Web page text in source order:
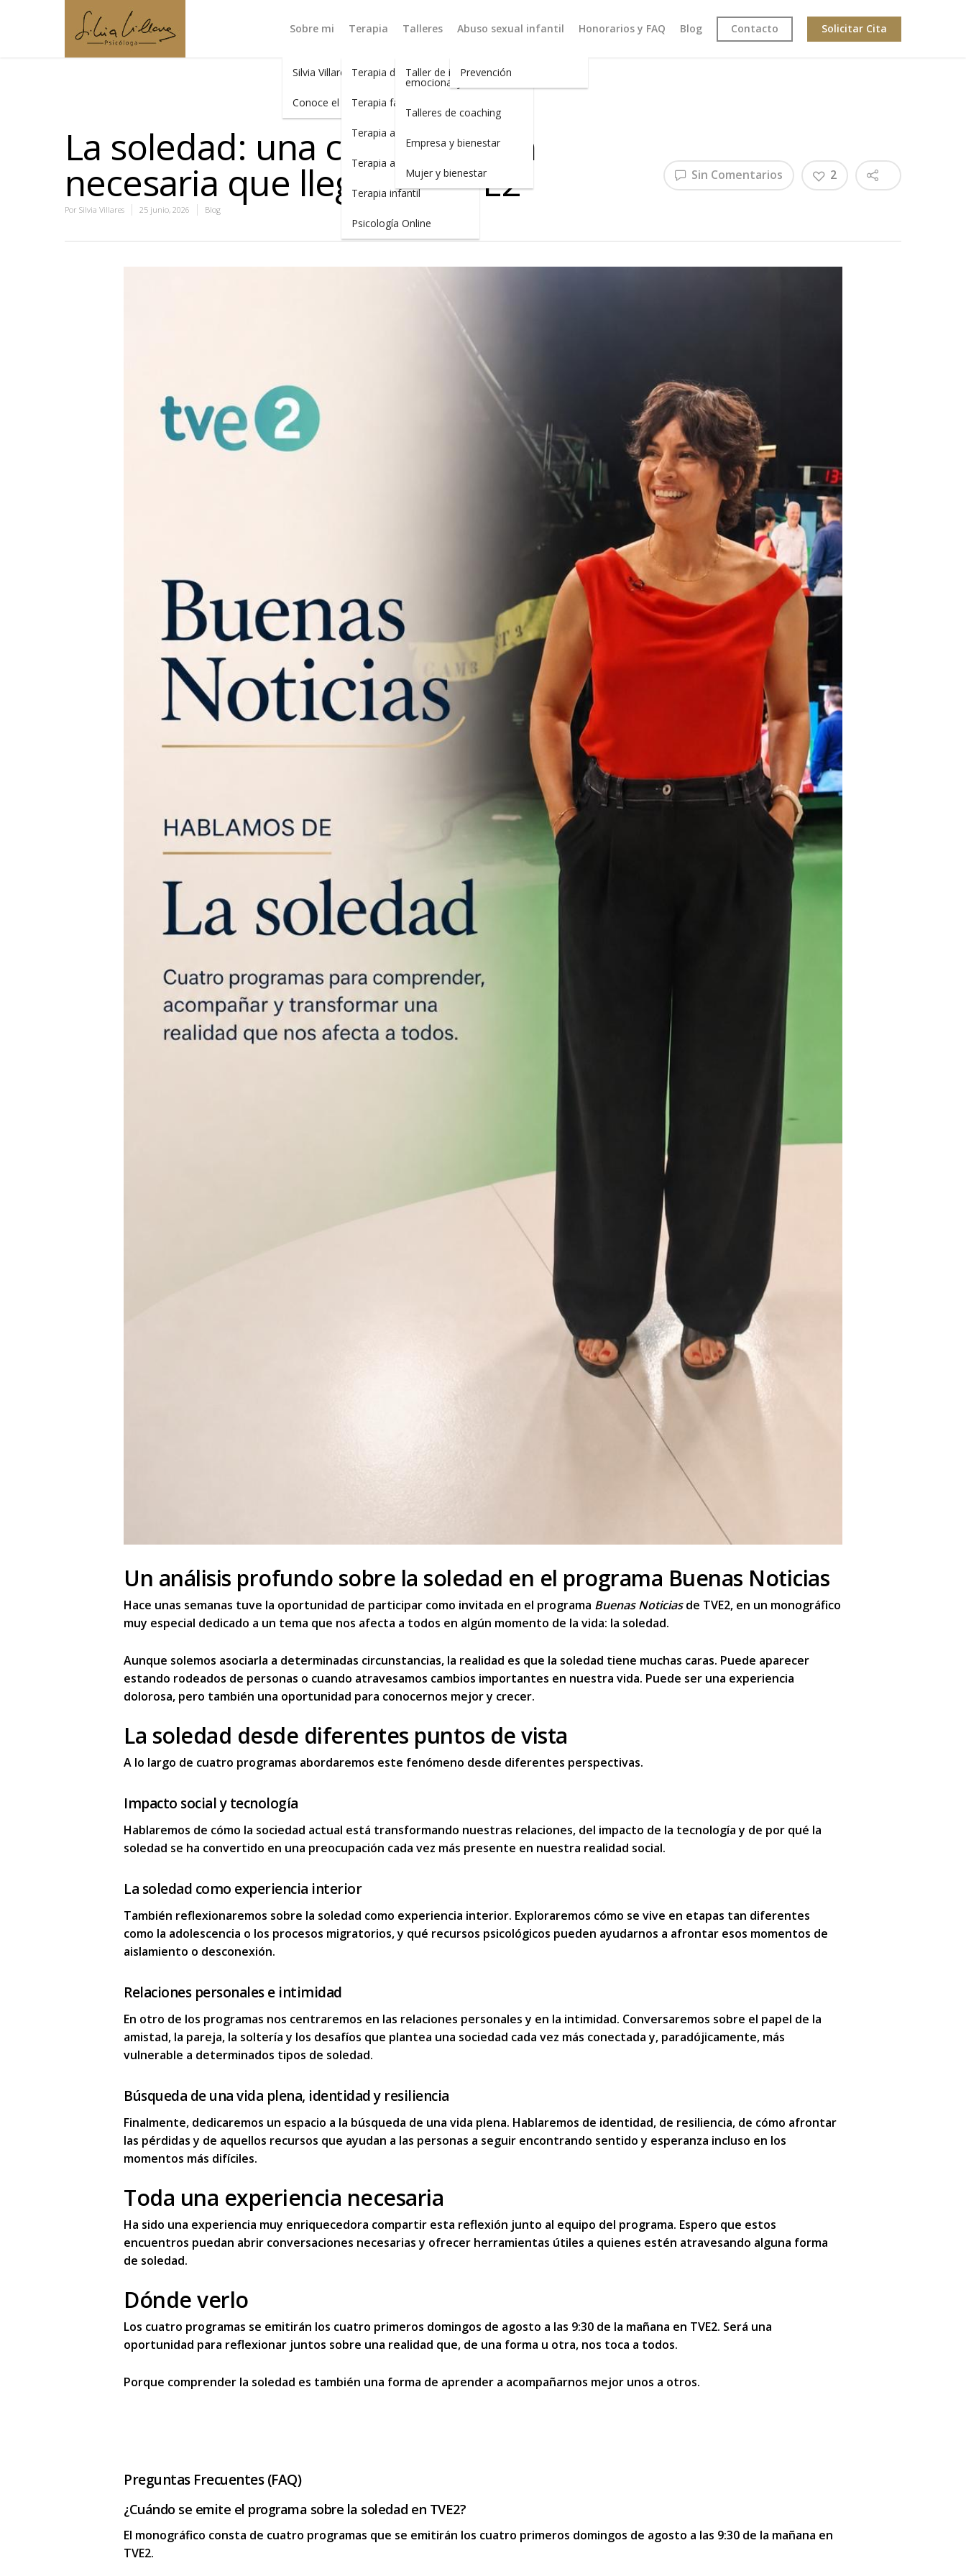
Sobre mi
Silvia Villares
Conoce el centro
Terapia
Terapia de pareja
Terapia familiar
Terapia adultos
Terapia adolescentes
Terapia infantil
Psicología Online
Talleres
Taller de inteligencia
emocional y asertividad
Talleres de coaching
Empresa y bienestar
Mujer y bienestar
Abuso sexual infantil
Prevención
Honorarios y FAQ Blog Contacto Solicitar Cita
La soledad: una conversación
necesaria que llegará a TVE2
Por Silvia Villares 25 junio, 2026 Blog
Sin Comentarios 2
Un análisis profundo sobre la soledad en el programa Buenas Noticias
Hace unas semanas tuve la oportunidad de participar como invitada en el programa Buenas Noticiasde TVE2, en un monográfico
muy especial dedicado a un tema que nos afecta a todos en algún momento de la vida: la soledad.
Aunque solemos asociarla a determinadas circunstancias, la realidad es que la soledad tiene muchas caras. Puede aparecer
estando rodeados de personas o cuando atravesamos cambios importantes en nuestra vida. Puede ser una experiencia
dolorosa, pero también una oportunidad para conocernos mejor y crecer.
La soledad desde diferentes puntos de vista
A lo largo de cuatro programas abordaremos este fenómeno desde diferentes perspectivas.
Impacto social y tecnología
Hablaremos de cómo la sociedad actual está transformando nuestras relaciones, del impacto de la tecnología y de por qué la
soledad se ha convertido en una preocupación cada vez más presente en nuestra realidad social.
La soledad como experiencia interior
También reflexionaremos sobre la soledad como experiencia interior. Exploraremos cómo se vive en etapas tan diferentes
como la adolescencia o los procesos migratorios, y qué recursos psicológicos pueden ayudarnos a afrontar esos momentos de
aislamiento o desconexión.
Relaciones personales e intimidad
En otro de los programas nos centraremos en las relaciones personales y en la intimidad. Conversaremos sobre el papel de la
amistad, la pareja, la soltería y los desafíos que plantea una sociedad cada vez más conectaday, paradójicamente, más
vulnerable a determinados tipos de soledad.
Búsqueda de una vida plena, identidad y resiliencia
Finalmente, dedicaremos un espacio a la búsqueda de una vida plena. Hablaremos de identidad, de resiliencia, de cómo afrontar
las pérdidas y de aquellos recursos que ayudan a las personas a seguir encontrando sentido y esperanza incluso en los
momentos más difíciles.
Toda una experiencia necesaria
Ha sido una experiencia muy enriquecedora compartir esta reflexión junto al equipo del programa. Espero que estos
encuentros puedan abrir conversaciones necesarias y ofrecer herramientas útiles a quienes estén atravesando alguna forma
de soledad.
Dónde verlo
Los cuatro programas se emitirán los cuatro primeros domingos de agosto a las 9:30 de la mañana en TVE2. Será una
oportunidad para reflexionar juntos sobre una realidad que, de una forma u otra, nos toca a todos.
Porque comprender la soledad es también una forma de aprender a acompañarnos mejor unos a otros.
Preguntas Frecuentes (FAQ)
¿Cuándo se emite el programa sobre la soledad en TVE2?
El monográfico consta de cuatro programas que se emitirán los cuatro primeros domingos de agosto a las 9:30 de la mañana en
TVE2.